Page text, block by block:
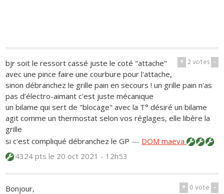
+ 2votes -
bjr soit le ressort cassé juste le coté "attache"
avec une pince faire une courbure pour l'attache,
sinon débranchez le grille pain en secours ! un grille pain n'as
pas d’électro-aimant c'est juste mécanique
un bilame qui sert de "blocage" avec la T° désiré un bilame
agit comme un thermostat selon vos réglages, elle libère la
grille
si c'est compliqué débranchez le GP — DOM maeva
4324 ptsle 20 oct 2021 - 12h53
+ 0vote -
Bonjour,